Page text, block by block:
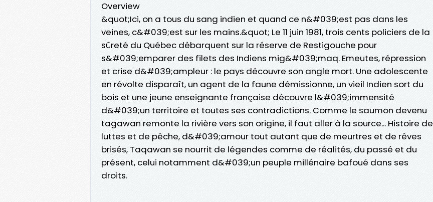
Overview
&quot;Ici, on a tous du sang indien et quand ce n&#039;est pas dans les
veines, c&#039;est sur les mains.&quot; Le 11 juin 1981, trois cents policiers de la
sûreté du Québec débarquent sur la réserve de Restigouche pour
s&#039;emparer des filets des Indiens mig&#039;maq. Emeutes, répression
et crise d&#039;ampleur : le pays découvre son angle mort. Une adolescente
en révolte disparaît, un agent de la faune démissionne, un vieil Indien sort du
bois et une jeune enseignante française découvre l&#039;immensité
d&#039;un territoire et toutes ses contradictions. Comme le saumon devenu
tagawan remonte la rivière vers son origine, il faut aller à la source... Histoire de
luttes et de pêche, d&#039;amour tout autant que de meurtres et de rêves
brisés, Taqawan se nourrit de légendes comme de réalités, du passé et du
présent, celui notamment d&#039;un peuple millénaire bafoué dans ses
droits.